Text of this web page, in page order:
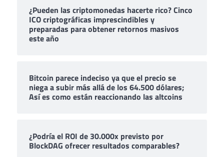
¿Pueden las criptomonedas hacerte rico? Cinco
ICO criptográficas imprescindibles y
preparadas para obtener retornos masivos
este año
Bitcoin parece indeciso ya que el precio se
niega a subir más allá de los 64.500 dólares;
Así es como están reaccionando las altcoins
¿Podría el ROI de 30.000x previsto por
BlockDAG ofrecer resultados comparables?